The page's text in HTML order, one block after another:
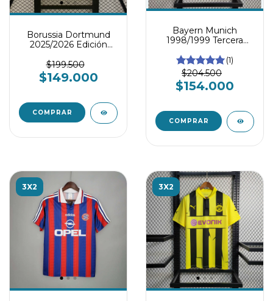
Borussia Dortmund
2025/2026 Edición
$199.500
$149.000
COMPRAR
Bayern Munich
1998/1999 Tercera
(1)
$204.500
$154.000
COMPRAR
3X2 3X2